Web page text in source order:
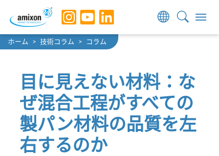
Skip to main navigation
Skip to main content
Skip to page footer
You are here:
ホーム 技術コラム コラム
目に見えない材料：な
ぜ混合工程がすべての
製パン材料の品質を左
右するのか